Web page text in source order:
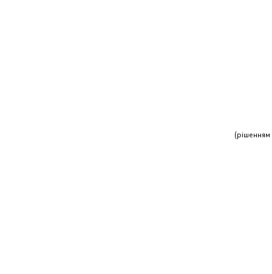
(рішенням